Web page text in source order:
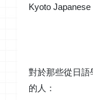
Kyoto
對於那些從日語
的人：